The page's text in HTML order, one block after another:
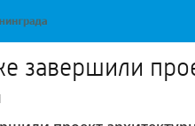
завершили